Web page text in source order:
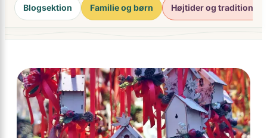
Blogsektion Familie og børn Højtider og traditioner